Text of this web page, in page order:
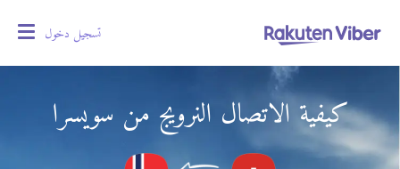
تسجيل دخول
كيفية الاتصال النرويج من سويسرا